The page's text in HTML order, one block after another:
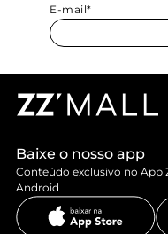
E-mail*
Baixe o nosso app
Conteúdo exclusivo no App
Android